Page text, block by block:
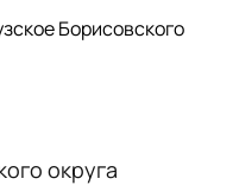
Борисовского
округа